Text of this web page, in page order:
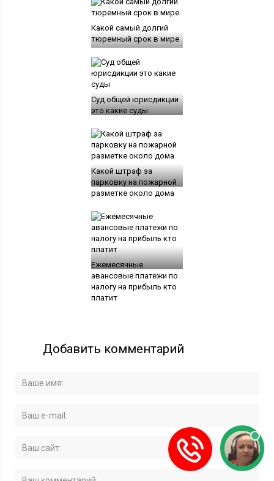
Какой самый долгий
тюремный срок в мире
Суд общей юрисдикции
это какие суды
Какой штраф за
парковку на пожарной
разметке около дома
Ежемесячные
авансовые платежи по
налогу на прибыль кто
платит
Добавить комментарий